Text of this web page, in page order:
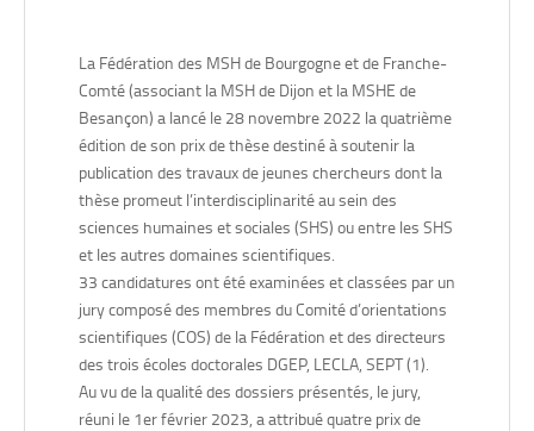
Stéphanie NGUYEN, Psy-Drepi (UR 7458 – Université de
Bourgogne), pour sa thèse en psychologie clinique et
psychopathologie, intitulée« La visite de l’enfant en
réanimation adulte : impacts psychologiques et rôles des
soignants et du proche accompagnants », soutenue le 10
décembre 2022.
Mots-clés : enfant, psychotraumatisme, visite,
réanimation, méthodologie mixte.
Lisa SANCHO,Centre Pluridisciplinaire Textes & Cultures
(CPTC) (UR 4178 – Université de Bourgogne), pour sa
thèse en lettres modernes, intitulée « « Mar en ot honte ».
Représenter la honte dans la littérature française des XIIe
et XIIIe siècles », soutenue le 26 novembre 2022.
La Fédération des MSH de Bourgogne et de Franche-
Comté (associant la MSH de Dijon et la MSHE de
Besançon) a lancé le 28 novembre 2022 la quatrième
édition de son prix de thèse destiné à soutenir la
publication des travaux de jeunes chercheurs dont la
thèse promeut l’interdisciplinarité au sein des
sciences humaines et sociales (SHS) ou entre les SHS
et les autres domaines scientifiques.
33 candidatures ont été examinées et classées par un
jury composé des membres du Comité d’orientations
scientifiques (COS) de la Fédération et des directeurs
des trois écoles doctorales DGEP, LECLA, SEPT (1).
Au vu de la qualité des dossiers présentés, le jury,
réuni le 1er février 2023, a attribué quatre prix de